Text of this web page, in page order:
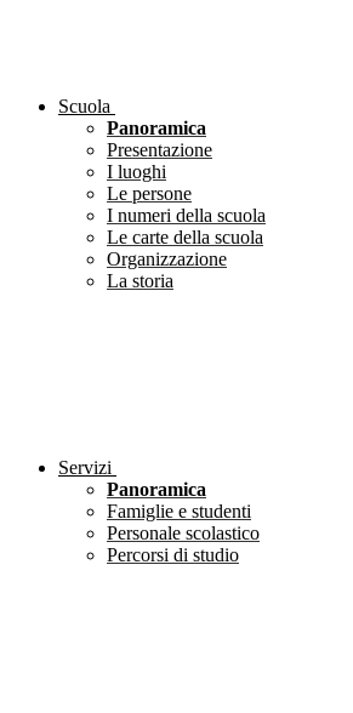
Scuola
Panoramica
Presentazione
I luoghi
Le persone
I numeri della scuola
Le carte della scuola
Organizzazione
La storia
Servizi
Panoramica
Famiglie e studenti
Personale scolastico
Percorsi di studio